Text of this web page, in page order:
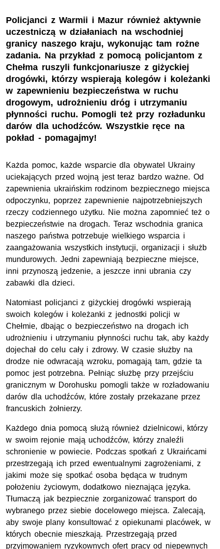
Policjanci z Warmii i Mazur również aktywnie
uczestniczą w działaniach na wschodniej
granicy naszego kraju, wykonując tam rożne
zadania. Na przykład z pomocą policjantom z
Chełma ruszyli funkcjonariusze z giżyckiej
drogówki, którzy wspierają kolegów i koleżanki
w zapewnieniu bezpieczeństwa w ruchu
drogowym, udrożnieniu dróg i utrzymaniu
płynności ruchu. Pomogli też przy rozładunku
darów dla uchodźców. Wszystkie ręce na
pokład - pomagajmy!
Każda pomoc, każde wsparcie dla obywatel Ukrainy
uciekających przed wojną jest teraz bardzo ważne. Od
zapewnienia ukraińskim rodzinom bezpiecznego miejsca
odpoczynku, poprzez zapewnienie najpotrzebniejszych
rzeczy codziennego użytku. Nie można zapomnieć też o
bezpieczeństwie na drogach. Teraz wschodnia granica
naszego państwa potrzebuje wielkiego wsparcia i
zaangażowania wszystkich instytucji, organizacji i służb
mundurowych. Jedni zapewniają bezpieczne miejsce,
inni przynoszą jedzenie, a jeszcze inni ubrania czy
zabawki dla dzieci.
Natomiast policjanci z giżyckiej drogówki wspierają
swoich kolegów i koleżanki z jednostki policji w
Chełmie, dbając o bezpieczeństwo na drogach ich
udrożnieniu i utrzymaniu płynności ruchu tak, aby każdy
dojechał do celu cały i zdrowy. W czasie służby na
drodze nie odwracają wzroku, pomagają tam, gdzie ta
pomoc jest potrzebna. Pełniąc służbę przy przejściu
granicznym w Dorohusku pomogli także w rozładowaniu
darów dla uchodźców, które zostały przekazane przez
francuskich żołnierzy.
Każdego dnia pomocą służą również dzielnicowi, którzy
w swoim rejonie mają uchodźców, którzy znaleźli
schronienie w powiecie. Podczas spotkań z Ukraińcami
przestrzegają ich przed ewentualnymi zagrożeniami, z
jakimi może się spotkać osoba będąca w trudnym
położeniu życiowym, dodatkowo nieznająca języka.
Tłumaczą jak bezpiecznie zorganizować transport do
wybranego przez siebie docelowego miejsca. Zalecają,
aby swoje plany konsultować z opiekunami placówek, w
których obecnie mieszkają. Przestrzegają przed
przyjmowaniem ryzykownych ofert pracy od niepewnych